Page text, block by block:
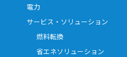
電力
サービス・ソリューション
燃料転換
省エネソリューション